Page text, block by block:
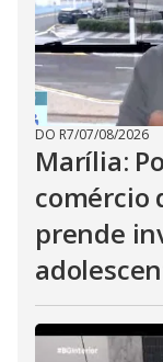
DO R7/07/08/2026
Marília:
comércio
prende